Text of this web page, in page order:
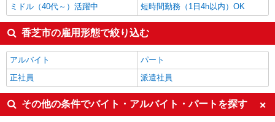
ミドル（40代～）活躍中
短時間勤務（1日4h以内）OK
香芝市の雇用形態で絞り込む
アルバイト
パート
正社員
派遣社員
その他の条件でバイト・アルバイト・パートを探す